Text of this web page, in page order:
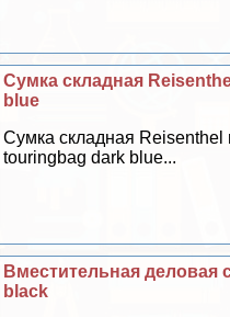
Сумка складная
blue
Сумка складная Reisenthel
touringbag dark blue...
Вместительная деловая
black